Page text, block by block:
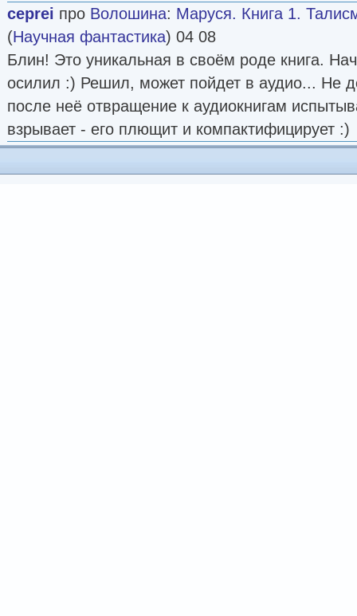
ceprei про Волошина: Маруся. Книга 1.
(Научная фантастика) 04 08
Блин! Это уникальная в своём роде книга.
осилил :) Решил, может пойдет в аудио... Не
после неё отвращение к аудиокнигам
взрывает - его плющит и компактифицирует :)